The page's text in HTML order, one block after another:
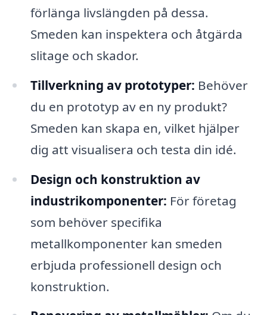
förlänga livslängden på dessa.
Smeden kan inspektera och åtgärda
slitage och skador.
Tillverkning av prototyper: Behöver
du en prototyp av en ny produkt?
Smeden kan skapa en, vilket hjälper
dig att visualisera och testa din idé.
Design och konstruktion av
industrikomponenter: För företag
som behöver specifika
metallkomponenter kan smeden
erbjuda professionell design och
konstruktion.